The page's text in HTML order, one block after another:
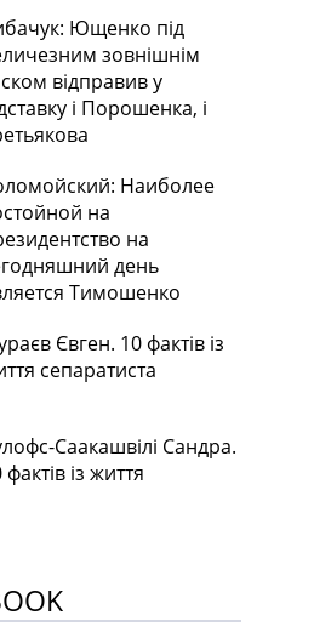
Ющенко під
зовнішнім
відправив у
і Порошенка, і
Наиболее
на
на
день
Тимошенко
Євген. 10 фактів із
сепаратиста
Саакашвілі Сандра.
фактів із життя